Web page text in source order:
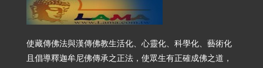
使藏傳佛法與漢傳佛教生活化、心靈化、科學化、藝術化
且倡導釋迦牟尼佛傳承之正法，使眾生有正確成佛之道，